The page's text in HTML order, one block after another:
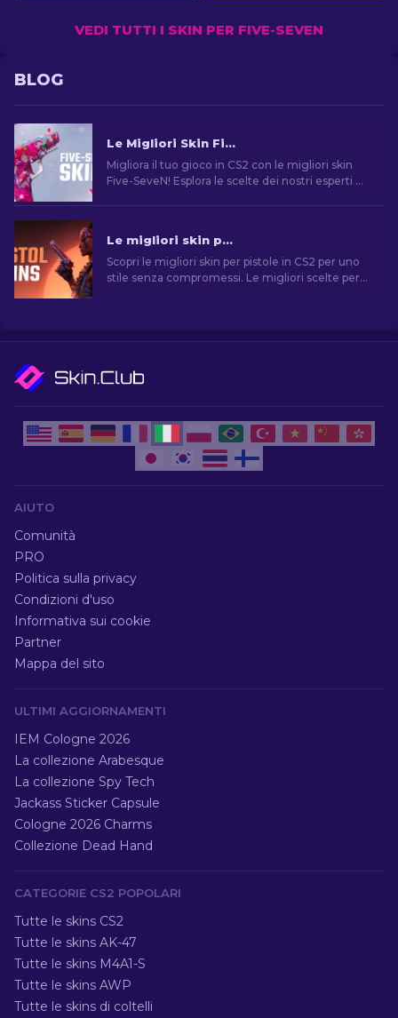
VEDI TUTTI I SKIN PER FIVE-SEVEN
BLOG
Le Migliori Skin Five-SeveN in CS2 [2026]
Migliora il tuo gioco in CS2 con le migliori skin
Five-SeveN! Esplora le scelte dei nostri esperti e
Le migliori skin per pistola in CS2 [2026]
Scopri le migliori skin per pistole in CS2 per uno
stile senza compromessi. Le migliori scelte per
AIUTO
Comunità
PRO
Politica sulla privacy
Condizioni d'uso
Informativa sui cookie
Partner
Mappa del sito
ULTIMI AGGIORNAMENTI
IEM Cologne 2026
La collezione Arabesque
La collezione Spy Tech
Jackass Sticker Capsule
Cologne 2026 Charms
Collezione Dead Hand
CATEGORIE CS2 POPOLARI
Tutte le skins CS2
Tutte le skins AK-47
Tutte le skins M4A1-S
Tutte le skins AWP
Tutte le skins di coltelli